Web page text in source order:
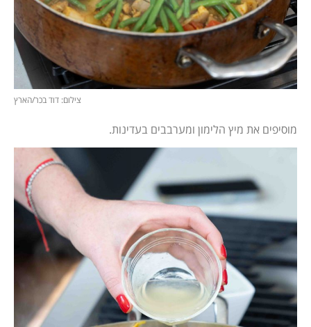
צילום: דוד בכר/הארץ
מוסיפים את מיץ הלימון ומערבבים בעדינות.